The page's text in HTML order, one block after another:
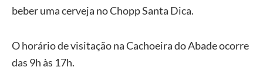
beber uma cerveja no Chopp Santa Dica.
O horário de visitação na Cachoeira do Abade ocorre
das 9h às 17h.